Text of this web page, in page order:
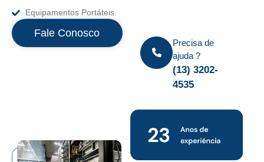
Equipamentos Portáteis.
Fale Conosco
Precisa de
ajuda ?
(13) 3202-
4535